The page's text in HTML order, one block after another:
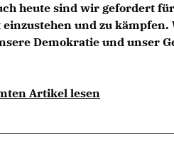
heute sind wir gefordert
und zu
Demokratie und unser
Artikel lesen